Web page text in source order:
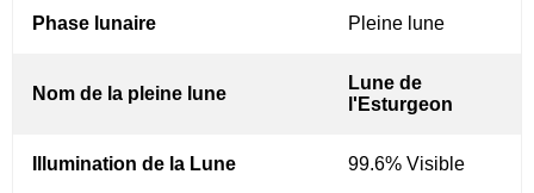
Phase lunaire Pleine lune
Nom de la pleine lune
Lune de
l'Esturgeon
Illumination de la Lune 99.6% Visible